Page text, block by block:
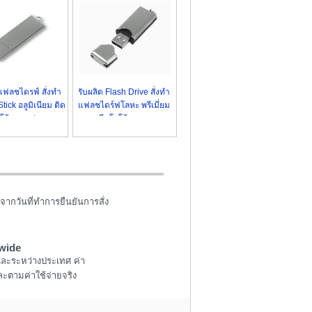
ฟลชไดรฟ์ สั่งทำ
อลูมิเนียม ติด
ก้ ราคาส่ง
รับผลิต Flash Drive สั่งทำ
แฟลชไดร์ฟโลหะ พรีเมี่ยม
สกรีนโลโก้ ราคาถูก
ากวันที่ทำการยืนยันการสั่ง
ะระหว่างประเทศ ค่า
ตามค่าใช้จ่ายจริง